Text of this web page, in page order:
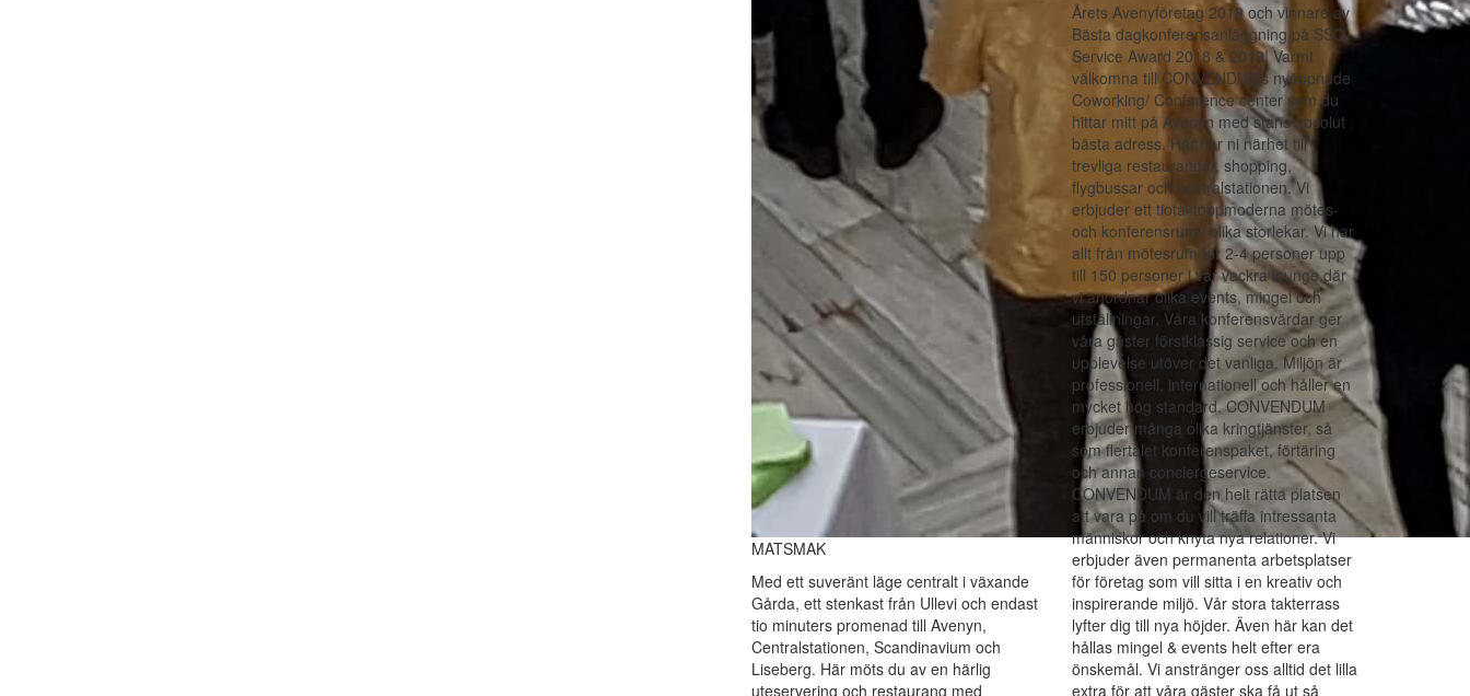
MATSMAK
Med ett suveränt läge centralt i växande
Gårda, ett stenkast från Ullevi och endast
tio minuters promenad till Avenyn,
Centralstationen, Scandinavium och
Liseberg. Här möts du av en härlig
uteservering och restaurang med
Årets Avenyföretag 2019 och vinnare av
Bästa dagkonferensanläggning på SSQ
Service Award 2018 & 2019! Varmt
välkomna till CONVENDUMs nyöppnade
Coworking/ Conference center som du
hittar mitt på Avenyn med stans absolut
bästa adress. Här har ni närhet till
trevliga restauranger, shopping,
flygbussar och centralstationen. Vi
erbjuder ett tiotal toppmoderna mötes-
och konferensrum i olika storlekar. Vi har
allt från mötesrum för 2-4 personer upp
till 150 personer i vår vackra lounge där
vi anordnar olika events, mingel och
utställningar. Våra konferensvärdar ger
våra gäster förstklassig service och en
upplevelse utöver det vanliga. Miljön är
professionell, internationell och håller en
mycket hög standard. CONVENDUM
erbjuder många olika kringtjänster, så
som flertalet konferenspaket, förtäring
och annan conciergeservice.
CONVENDUM är den helt rätta platsen
att vara på om du vill träffa intressanta
människor och knyta nya relationer. Vi
erbjuder även permanenta arbetsplatser
för företag som vill sitta i en kreativ och
inspirerande miljö. Vår stora takterrass
lyfter dig till nya höjder. Även här kan det
hållas mingel & events helt efter era
önskemål. Vi anstränger oss alltid det lilla
extra för att våra gäster ska få ut så